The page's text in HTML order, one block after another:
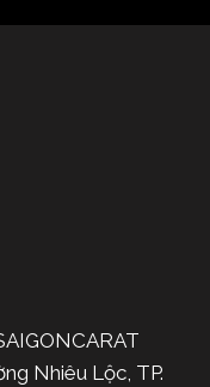
Nhiêu Lộc, TP.